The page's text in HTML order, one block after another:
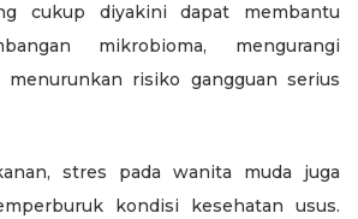
cukup diyakini dapat membantu
mikrobioma, mengurangi
menurunkan risiko gangguan serius
stres pada wanita muda juga
kondisi kesehatan usus.